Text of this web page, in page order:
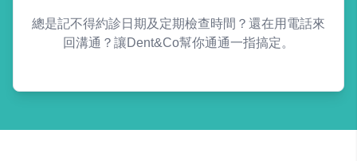
總是記不得約診日期及定期檢查時間？還在用電話來
回溝通？讓Dent&Co幫你通通一指搞定。